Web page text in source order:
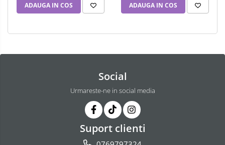
ADAUGA IN COS ADAUGA IN COS
Social
Urmareste-ne in social media
Suport clienti